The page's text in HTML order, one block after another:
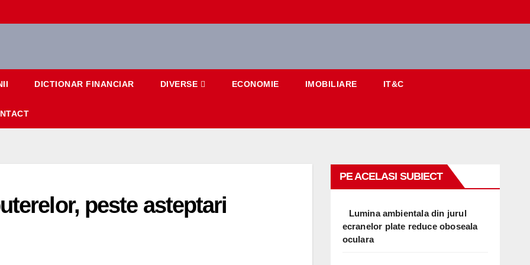
DICTIONAR FINANCIAR DIVERSE ECONOMIE IMOBILIARE IT&C
peste asteptari
PE ACELASI SUBIECT
Lumina ambientala din jurul
ecranelor plate reduce oboseala
oculara